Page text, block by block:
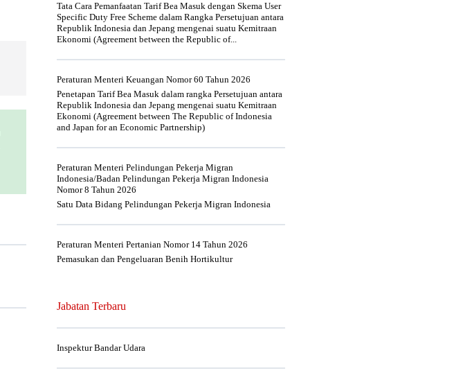
Tata Cara Pemanfaatan Tarif Bea Masuk dengan Skema User
Specific Duty Free Scheme dalam Rangka Persetujuan antara
Republik Indonesia dan Jepang mengenai suatu Kemitraan
Ekonomi (Agreement between the Republic of...
Peraturan Menteri Keuangan Nomor 60 Tahun 2026
Penetapan Tarif Bea Masuk dalam rangka Persetujuan antara
Republik Indonesia dan Jepang mengenai suatu Kemitraan
Ekonomi (Agreement between The Republic of Indonesia
and Japan for an Economic Partnership)
Peraturan Menteri Pelindungan Pekerja Migran
Indonesia/Badan Pelindungan Pekerja Migran Indonesia
Nomor 8 Tahun 2026
Satu Data Bidang Pelindungan Pekerja Migran Indonesia
Peraturan Menteri Pertanian Nomor 14 Tahun 2026
Pemasukan dan Pengeluaran Benih Hortikultur
Jabatan Terbaru
Inspektur Bandar Udara